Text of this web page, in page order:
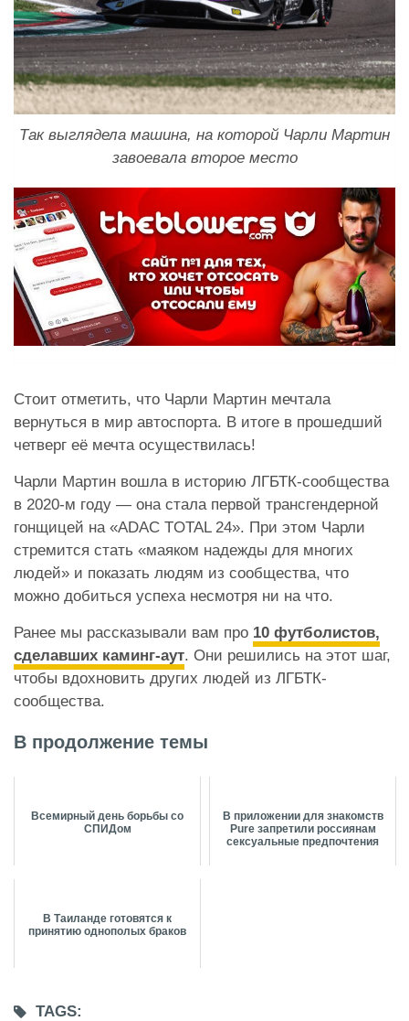
Так выглядела машина, на которой Чарли Мартин
завоевала второе место
Стоит отметить, что Чарли Мартин мечтала
вернуться в мир автоспорта. В итоге в прошедший
четверг её мечта осуществилась!
Чарли Мартин вошла в историю ЛГБТК-сообщества
в 2020-м году — она стала первой трансгендерной
гонщицей на «ADAC TOTAL 24». При этом Чарли
стремится стать «маяком надежды для многих
людей» и показать людям из сообщества, что
можно добиться успеха несмотря ни на что.
Ранее мы рассказывали вам про 10 футболистов,
сделавших каминг-аут. Они решились на этот шаг,
чтобы вдохновить других людей из ЛГБТК-
сообщества.
В продолжение темы
Всемирный день борьбы со
СПИДом
В приложении для знакомств
Pure запретили россиянам
сексуальные предпочтения
В Таиланде готовятся к
принятию однополых браков
TAGS: